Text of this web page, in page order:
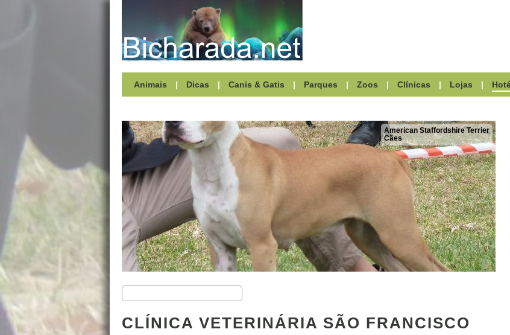
Animais | Dicas | Canis & Gatis | Parques | Zoos | Clínicas | Lojas |
American Staffordshire Terrier
Cães
CLÍNICA VETERINÁRIA SÃO FRANCISCO